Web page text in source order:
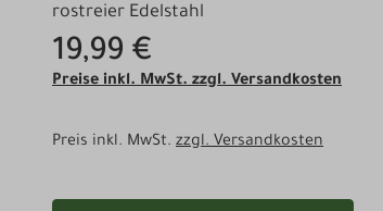
rostreier Edelstahl
19,99 €
Preise inkl. MwSt. zzgl. Versandkosten
Preis inkl. MwSt. zzgl. Versandkosten